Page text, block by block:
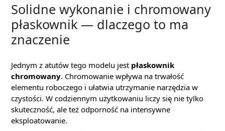
Solidne wykonanie i chromowany
płaskownik — dlaczego to ma
znaczenie
Jednym z atutów tego modelu jest płaskownik
chromowany. Chromowanie wpływa na trwałość
elementu roboczego i ułatwia utrzymanie narzędzia w
czystości. W codziennym użytkowaniu liczy się nie tylko
skuteczność, ale też odporność na intensywne
eksploatowanie.